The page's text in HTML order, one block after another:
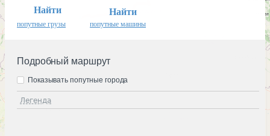
Найти
попутные грузы
Найти
попутные машины
Подробный маршрут
Легенда
Показывать попутные города